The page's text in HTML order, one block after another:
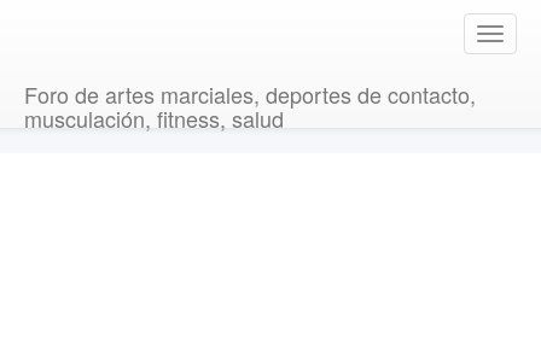
T
o
Foro de artes marciales, deportes de contacto,
musculación, fitness, salud